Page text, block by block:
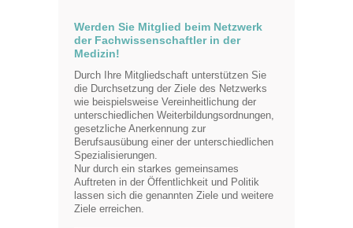
Werden Sie Mitglied beim Netzwerk
der Fachwissenschaftler in der
Medizin!
Durch Ihre Mitgliedschaft unterstützen Sie
die Durchsetzung der Ziele des Netzwerks
wie beispielsweise Vereinheitlichung der
unterschiedlichen Weiterbildungsordnungen,
gesetzliche Anerkennung zur
Berufsausübung einer der unterschiedlichen
Spezialisierungen.
Nur durch ein starkes gemeinsames
Auftreten in der Öffentlichkeit und Politik
lassen sich die genannten Ziele und weitere
Ziele erreichen.